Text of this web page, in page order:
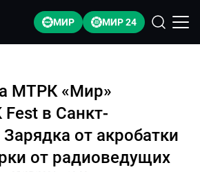
МИР МИР 24
МТРК «Мир»
Fest в Санкт-
Зарядка от акробатки
от радиоведущих